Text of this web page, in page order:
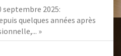
septembre 2025:
quelques années après
»